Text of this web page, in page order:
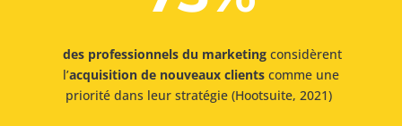
des professionnels du marketing considèrent
l’acquisition de nouveaux clientscomme une
priorité dans leur stratégie (Hootsuite, 2021)